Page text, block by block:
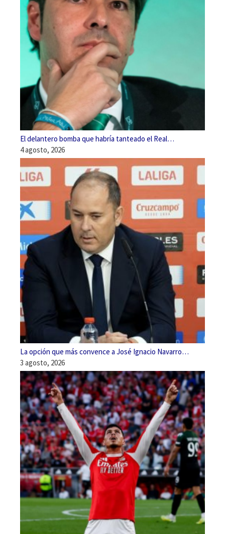
El delantero bomba que habría tanteado el Real…
4 agosto, 2026
La opción que más convence a José Ignacio Navarro…
3 agosto, 2026